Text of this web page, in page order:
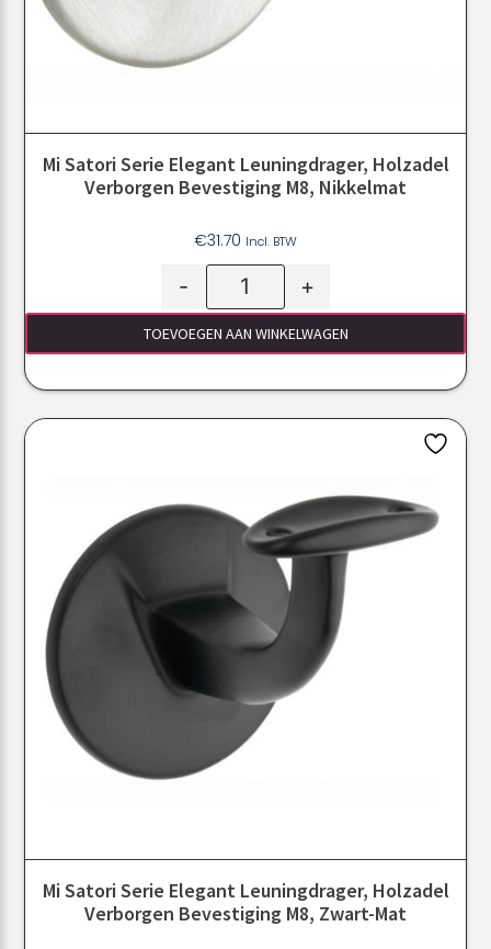
Mi Satori Serie Elegant Leuningdrager, Holzadel
Verborgen Bevestiging M8, Nikkelmat
€31.70 Incl. BTW
- +
TOEVOEGEN AAN WINKELWAGEN
Mi Satori Serie Elegant Leuningdrager, Holzadel
Verborgen Bevestiging M8, Zwart-Mat